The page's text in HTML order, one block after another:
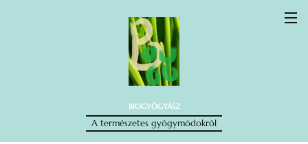
BIOGYÓGYÁSZ
A természetes gyógymódokról